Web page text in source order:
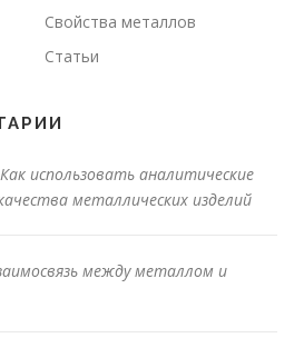
Свойства металлов
Статьи
Как использовать аналитические
металлических изделий
между металлом и